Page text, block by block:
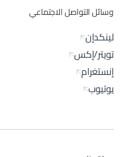
وسائل التواصل الاجتماعي
لينكدإن
تويتر/إكس
إنستغرام
يوتيوب